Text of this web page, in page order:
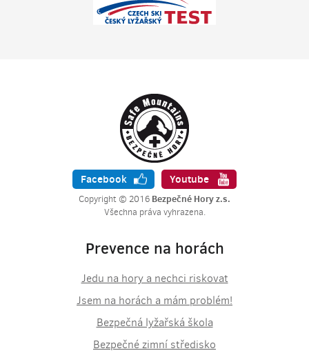
Facebook Youtube
Copyright © 2016 Bezpečné Hory z.s.
Všechna práva vyhrazena.
Prevence na horách
Jedu na hory a nechci riskovat
Jsem na horách a mám problém!
Bezpečná lyžařská škola
Bezpečné zimní středisko